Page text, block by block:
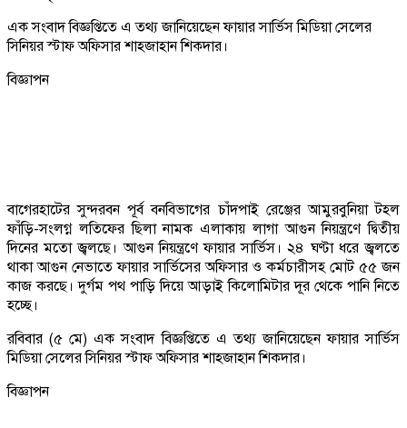
এক সংবাদ বিজ্ঞপ্তিতে এ তথ্য জানিয়েছেন ফায়ার সার্ভিস মিডিয়া সেলের
সিনিয়র স্টাফ অফিসার শাহজাহান শিকদার।
বিজ্ঞাপন
বাগেরহাটের সুন্দরবন পূর্ব বনবিভাগের চাঁদপাই রেঞ্জের আমুরবুনিয়া টহল
ফাঁড়ি-সংলগ্ন লতিফের ছিলা নামক এলাকায় লাগা আগুন নিয়ন্ত্রণে দ্বিতীয়
দিনের মতো জ্বলছে। আগুন নিয়ন্ত্রণে ফায়ার সার্ভিস। ২৪ ঘণ্টা ধরে জ্বলতে
থাকা আগুন নেভাতে ফায়ার সার্ভিসের অফিসার ও কর্মচারীসহ মোট ৫৫ জন
কাজ করছে। দুর্গম পথ পাড়ি দিয়ে আড়াই কিলোমিটার দূর থেকে পানি নিতে
হচ্ছে।
রবিবার (৫ মে) এক সংবাদ বিজ্ঞপ্তিতে এ তথ্য জানিয়েছেন ফায়ার সার্ভিস
মিডিয়া সেলের সিনিয়র স্টাফ অফিসার শাহজাহান শিকদার।
বিজ্ঞাপন